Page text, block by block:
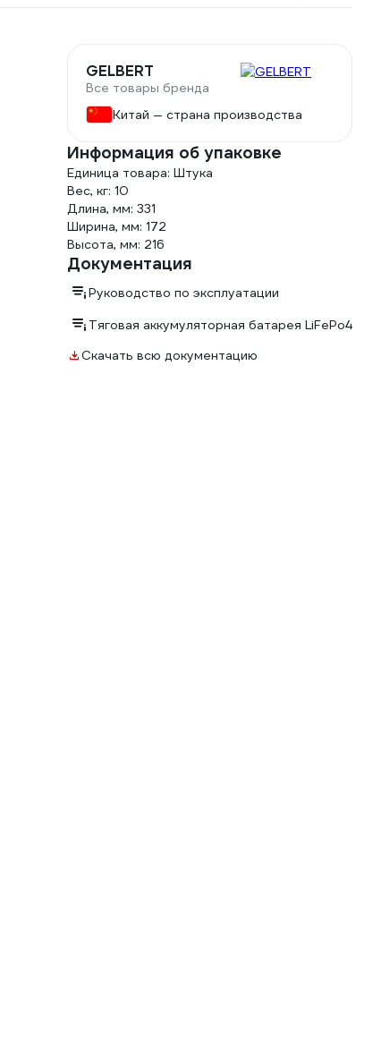
GELBERT
Все товары бренда
Китай — страна производства
Информация об упаковке
Единица товара: Штука
Вес, кг: 10
Длина, мм: 331
Ширина, мм: 172
Высота, мм: 216
Документация
Руководство по эксплуатации
Тяговая аккумуляторная батарея LiFePo4
Скачать всю документацию